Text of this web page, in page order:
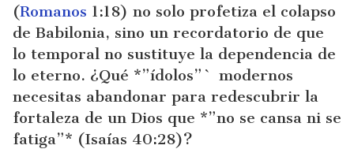
(Romanos 1:18) no solo profetiza el colapso
de Babilonia, sino un recordatorio de que
lo temporal no sustituye la dependencia de
lo eterno. ¿Qué *”ídolos”` modernos
necesitas abandonar para redescubrir la
fortaleza de un Dios que *”no se cansa ni se
fatiga”* (Isaías 40:28)?